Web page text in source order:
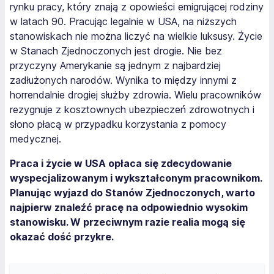
rynku pracy, który znają z opowieści emigrującej rodziny
w latach 90. Pracując legalnie w USA, na niższych
stanowiskach nie można liczyć na wielkie luksusy. Życie
w Stanach Zjednoczonych jest drogie. Nie bez
przyczyny Amerykanie są jednym z najbardziej
zadłużonych narodów. Wynika to między innymi z
horrendalnie drogiej służby zdrowia. Wielu pracowników
rezygnuje z kosztownych ubezpieczeń zdrowotnych i
słono płacą w przypadku korzystania z pomocy
medycznej.
Praca i życie w USA opłaca się zdecydowanie
wyspecjalizowanym i wykształconym pracownikom.
Planując wyjazd do Stanów Zjednoczonych, warto
najpierw znaleźć pracę na odpowiednio wysokim
stanowisku. W przeciwnym razie realia mogą się
okazać dość przykre.